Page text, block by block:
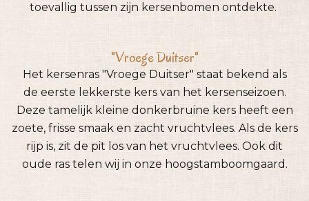
toevallig tussen zijn kersenbomen ontdekte.
"Vroege Duitser"
Het kersenras "Vroege Duitser" staat bekend als
de eerste lekkerste kers van het kersenseizoen.
Deze tamelijk kleine donkerbruine kers heeft een
zoete, frisse smaak en zacht vruchtvlees. Als de kers
rijp is, zit de pit los van het vruchtvlees. Ook dit
oude ras telen wij in onze hoogstamboomgaard.